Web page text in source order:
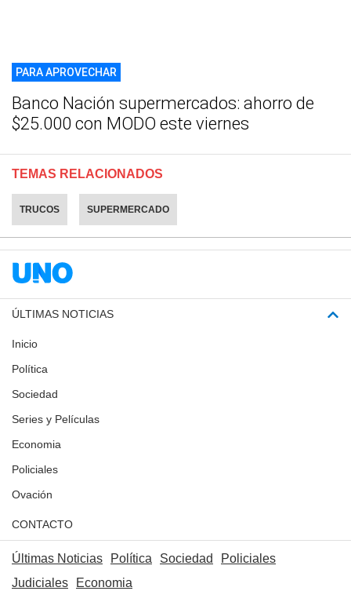
PARA APROVECHAR
Banco Nación supermercados: ahorro de
$25.000 con MODO este viernes
TEMAS RELACIONADOS
TRUCOS SUPERMERCADO
ÚLTIMAS NOTICIAS
Inicio
Política
Sociedad
Series y Películas
Economia
Policiales
Ovación
CONTACTO
Últimas Noticias Política Sociedad
Policiales
Judiciales
Economia